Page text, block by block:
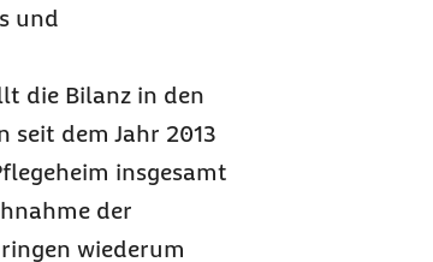
und
die Bilanz in den
seit dem Jahr 2013
insgesamt
der
wiederum